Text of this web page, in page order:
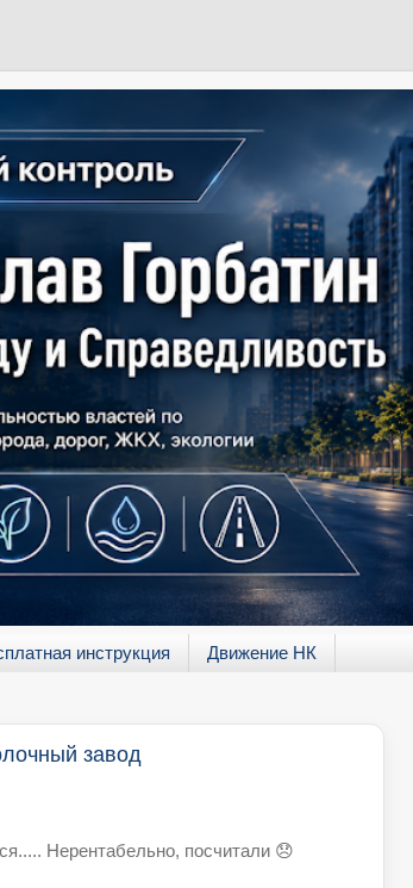
инструкция Движение НК
завод
Нерентабельно, посчитали 😞